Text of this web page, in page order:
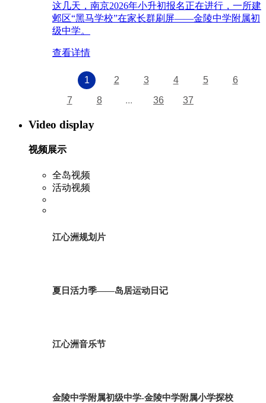
这几天，南京2026年小升初报名正在进行，一所建
邺区“黑马学校”在家长群刷屏——金陵中学附属初
级中学。
查看详情
1 2 3 4 5
6
7
8 ... 36 37
Video display
视频展示
全岛视频
活动视频
江心洲规划片
夏日活力季——岛居运动日记
江心洲音乐节
金陵中学附属初级中学-金陵中学附属小学探校